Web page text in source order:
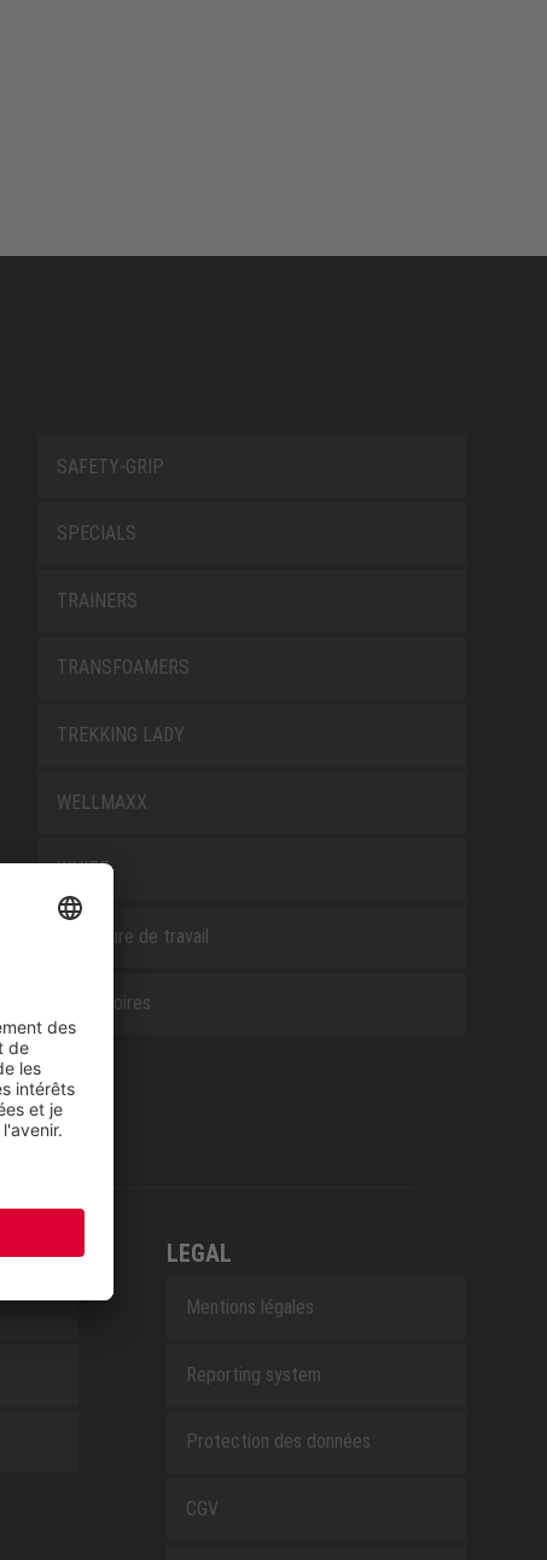
SAFETY-GRIP
SPECIALS
TRAINERS
TRANSFOAMERS
TREKKING LADY
WELLMAXX
WHITE
Chaussure de travail
Accessoires
LEGAL
Mentions légales
Reporting system
Protection des données
CGV